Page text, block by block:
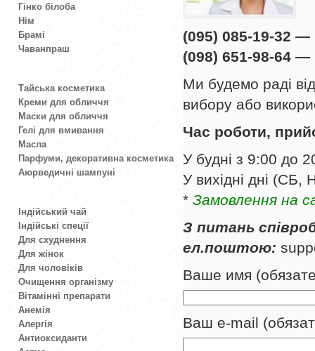
Гінко білоба
Нім
Брамі
Чаванпраш
Тайська косметика
Креми для обличчя
Маски для обличчя
Гелі для вмивання
Масла
Парфуми, декоративна косметика
Аюрведичні шампуні
Індійський чай
Індійські спеції
Для схуднення
Для жінок
Для чоловіків
Очищення організму
Вітамінні препарати
Анемія
Алергія
Антиоксиданти
(095) 085-19-32 —
(098) 651-98-64 —
Ми будемо раді
вибору або
Час роботи,
У будні з 9:00 до
У вихідні дні
* Замовлення на
З питань
ел.поштою:
Ваше имя
Ваш e-mail